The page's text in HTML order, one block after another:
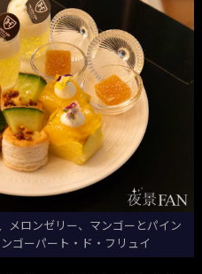
メロンゼリー、マンゴーとパイン
ゴーパート・ド・フリュイ